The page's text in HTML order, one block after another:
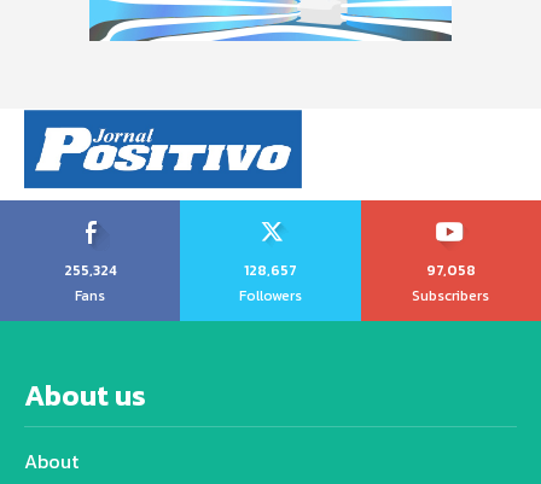
255,324
Fans
128,657
Followers
97,058
Subscribers
About us
About